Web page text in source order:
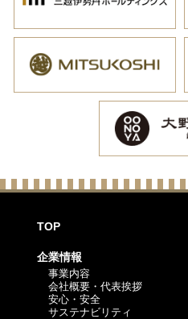
TOP
企業情報
事業内容
会社概要・代表挨拶
安心・安全
サステナビリティ